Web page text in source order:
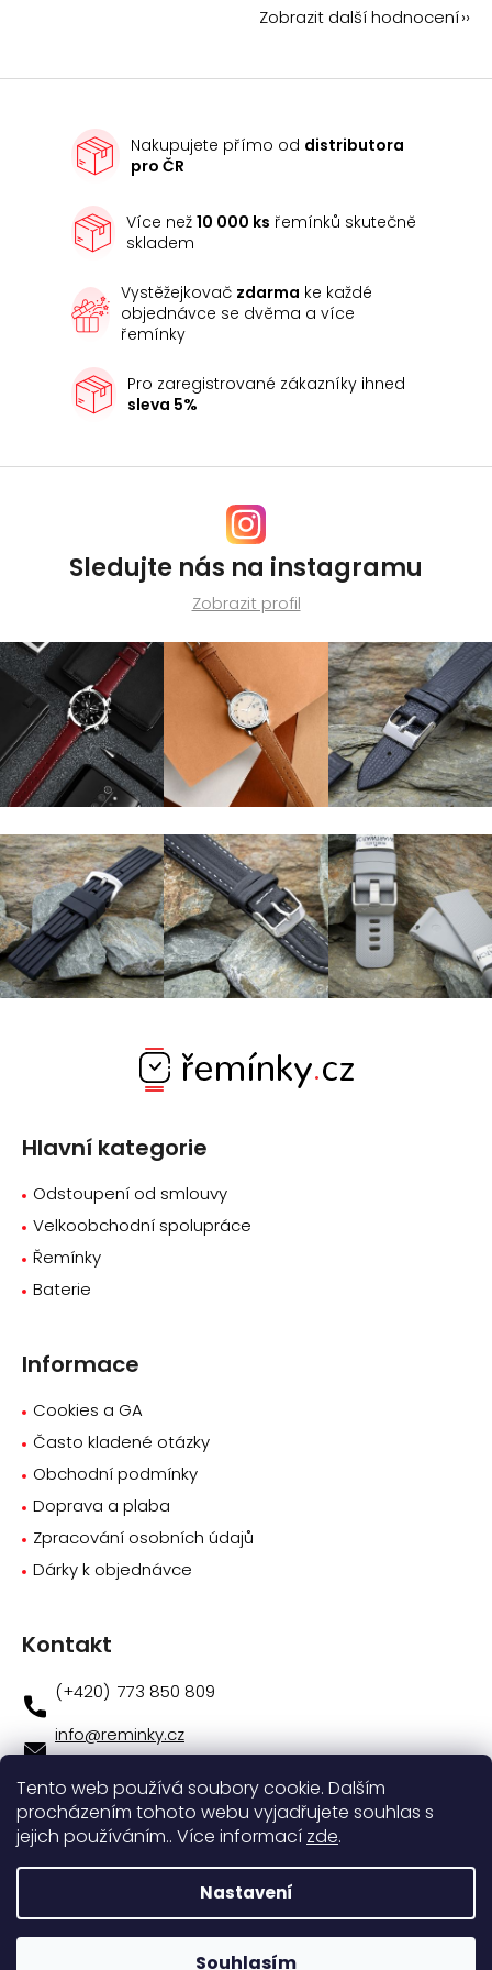
Tento web používá soubory cookie. Dalším
procházením tohoto webu vyjadřujete souhlas s
jejich používáním.. Více informací zde.
Nastavení
Souhlasím
Zobrazit další hodnocení
Nakupujete přímo od distributora
pro ČR
Více než10 000 ks řemínků skutečně
skladem
Vystěžejkovač zdarma ke každé
objednávce se dvěma a více
řemínky
Pro zaregistrované zákazníky ihned
sleva 5%
Sledujte nás na instagramu
Zobrazit profil
Hlavní kategorie
Odstoupení od smlouvy
Velkoobchodní spolupráce
Řemínky
Baterie
Informace
Cookies a GA
Často kladené otázky
Obchodní podmínky
Doprava a plaba
Zpracování osobních údajů
Dárky k objednávce
Kontakt
info@reminky.cz
773 850 809
773 850 809
Novinky na facebooku
Instagram
Vytvořil Shoptet|NakódovaleshopGuru